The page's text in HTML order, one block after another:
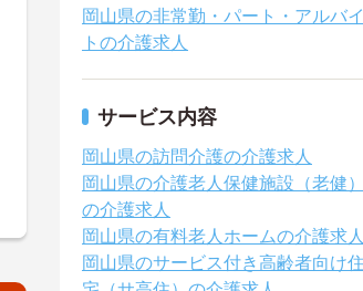
岡山県の非常勤・パート・アルバイ
トの介護求人
サービス内容
岡山県の訪問介護の介護求人
岡山県の介護老人保健施設（老健）
の介護求人
岡山県の有料老人ホームの介護求人
岡山県のサービス付き高齢者向け住